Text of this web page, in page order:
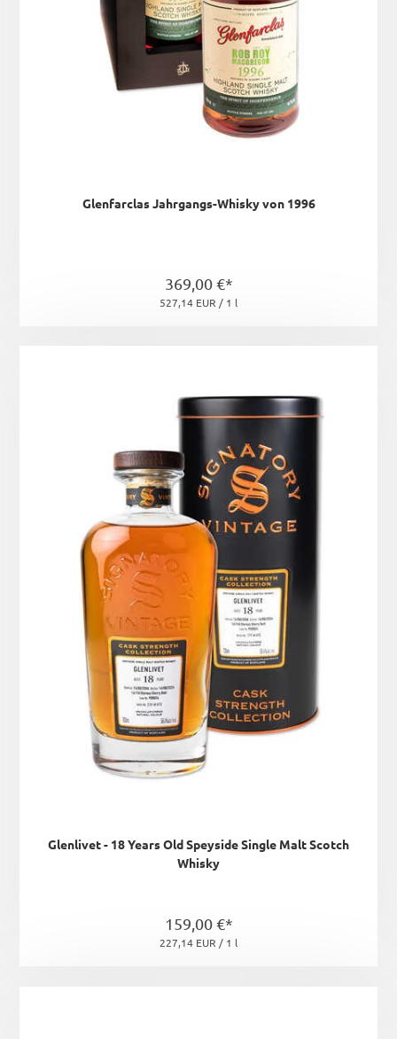
Glenfarclas Jahrgangs-Whisky von 1996
369,00 €*
527,14 EUR / 1 l
Glenlivet - 18 Years Old Speyside Single Malt Scotch
Whisky
159,00 €*
227,14 EUR / 1 l